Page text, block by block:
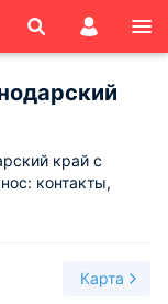
край с
контакты,
Карта